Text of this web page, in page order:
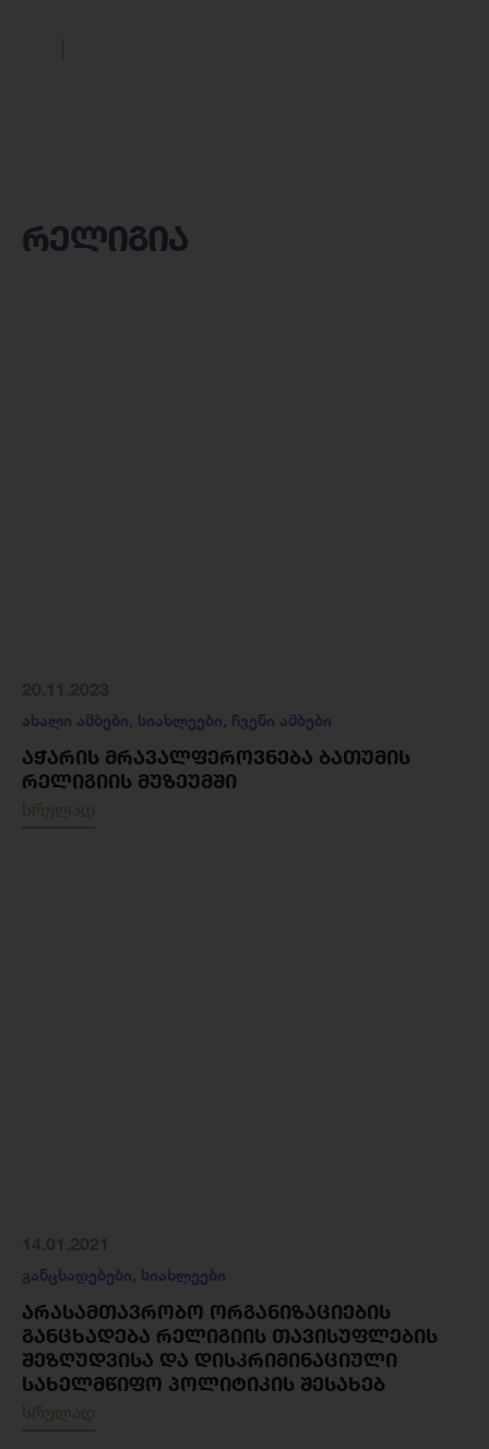
რელიგია
ახალი ამბები, სიახლეები, ჩვენი ამბები
ᲐᲭᲐᲠᲘᲡ ᲛᲠᲐᲕᲐᲚᲤᲔᲠᲝᲕᲜᲔᲑᲐ ᲑᲐᲗᲣᲛᲘᲡ
ᲠᲔᲚᲘᲒᲘᲘᲡ ᲛᲣᲖᲔᲣᲛᲨᲘ
სრულად
განცხადებები, სიახლეები
ᲐᲠᲐᲡᲐᲛᲗᲐᲕᲠᲝᲑᲝ ᲝᲠᲒᲐᲜᲘᲖᲐᲪᲘᲔᲑᲘᲡ
ᲒᲐᲜᲪᲮᲐᲓᲔᲑᲐ ᲠᲔᲚᲘᲒᲘᲘᲡ ᲗᲐᲕᲘᲡᲣᲤᲚᲔᲑᲘᲡ
ᲨᲔᲖᲦᲣᲓᲕᲘᲡᲐ ᲓᲐ ᲓᲘᲡᲙᲠᲘᲛᲘᲜᲐᲪᲘᲣᲚᲘ
ᲡᲐᲮᲔᲚᲛᲬᲘᲤᲝ ᲞᲝᲚᲘᲢᲘᲙᲘᲡ ᲨᲔᲡᲐᲮᲔᲑ
სრულად